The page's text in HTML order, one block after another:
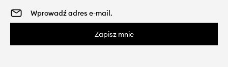
Zapisz mnie